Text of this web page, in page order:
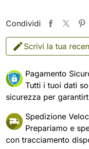
Condividi
Scrivi la tua
Pagamento
Tutti i tuoi dati
sicurezza per
Spedizione
Prepariamo e
con tracciamento